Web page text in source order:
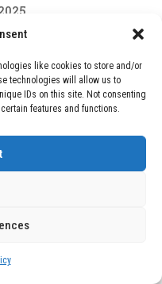
like cookies to store and/or
technologies will allow us to
IDs on this site. Not consenting
features and functions.
de Balizas V16
a Partir de
Deja al
Fatales
revela en